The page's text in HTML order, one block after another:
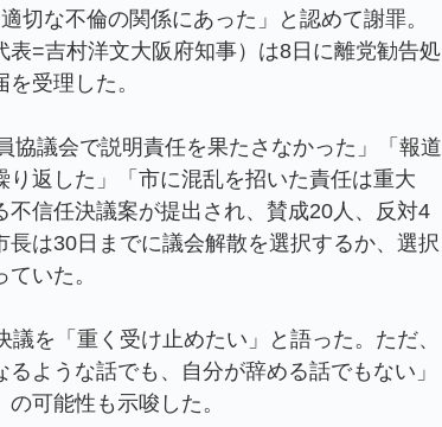
な不倫の関係にあった」と認めて謝罪。
=吉村洋文大阪府知事）は8日に離党勧告処
受理した。
議会で説明責任を果たさなかった」「報道
返した」「市に混乱を招いた責任は重大
信任決議案が提出され、賛成20人、反対4
は30日までに議会解散を選択するか、選択
いた。
を「重く受け止めたい」と語った。ただ、
ような話でも、自分が辞める話でもない」
可能性も示唆した。